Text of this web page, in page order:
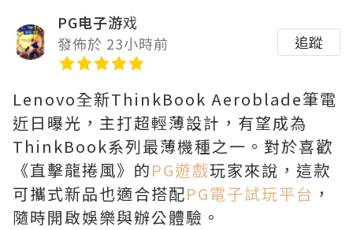
PG电子游戏
發佈於 23小時前
追蹤
Lenovo全新ThinkBook Aeroblade筆電
近日曝光，主打超輕薄設計，有望成為
ThinkBook系列最薄機種之一。對於喜歡
《直擊龍捲風》的PG遊戲玩家來說，這款
可攜式新品也適合搭配PG電子試玩平台 ，
隨時開啟娛樂與辦公體驗。